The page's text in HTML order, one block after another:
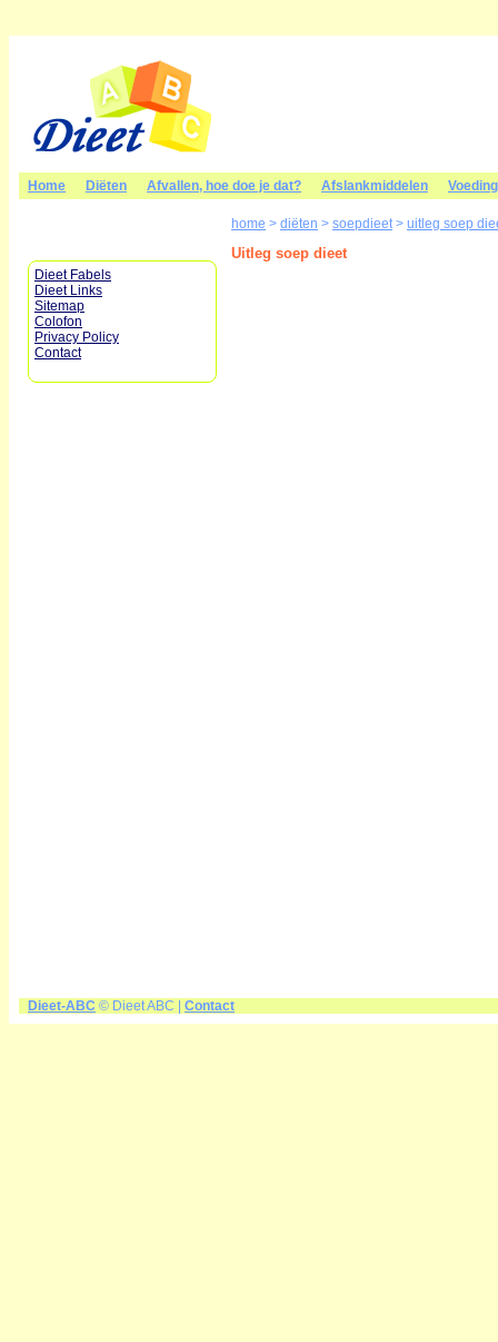
Home Diëten Afvallen, hoe doe je dat? Afslankmiddelen
Dieet Fabels
Dieet Links
Sitemap
Colofon
Privacy Policy
Contact
home > diëten > soepdieet> uitleg soep
Uitleg soep dieet
Dieet-ABC © Dieet ABC | Contact